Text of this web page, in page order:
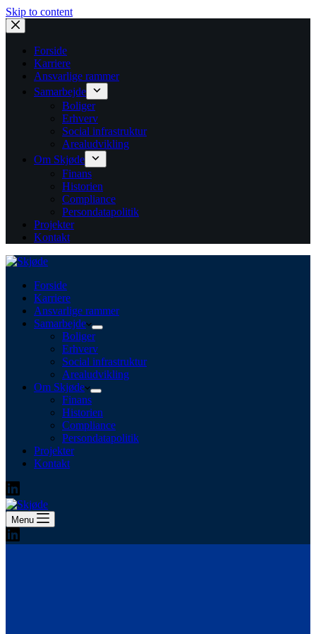
Skip to content
Forside
Karriere
Ansvarlige rammer
Samarbejde
Boliger
Erhverv
Social infrastruktur
Arealudvikling
Om Skjøde
Finans
Historien
Compliance
Persondatapolitik
Projekter
Kontakt
Forside
Karriere
Ansvarlige rammer
Samarbejde
Boliger
Erhverv
Social infrastruktur
Arealudvikling
Om Skjøde
Finans
Historien
Compliance
Persondatapolitik
Projekter
Kontakt
Menu